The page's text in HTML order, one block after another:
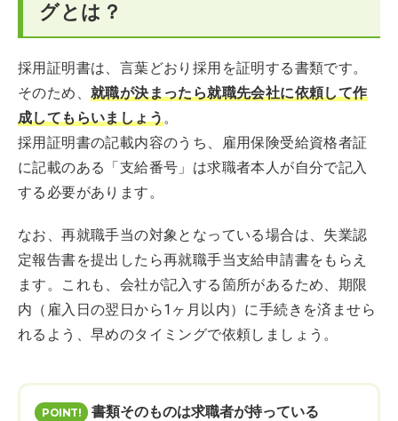
グとは？
採用証明書は、言葉どおり採用を証明する書類です。
そのため、 就職が決まったら就職先会社に依頼して作
成してもらいましょう。
採用証明書の記載内容のうち、雇用保険受給資格者証
に記載のある「支給番号」は求職者本人が自分で記入
する必要があります。
なお、再就職手当の対象となっている場合は、失業認
定報告書を提出したら再就職手当支給申請書をもらえ
ます。これも、会社が記入する箇所があるため、期限
内（雇入日の翌日から1ヶ月以内）に手続きを済ませら
れるよう、早めのタイミングで依頼しましょう。
書類そのものは求職者が持っている